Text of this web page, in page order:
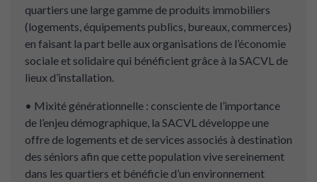
quartiers une large gamme de produits immobiliers
(logements, équipements publics, bureaux, commerces)
en faisant la part belle aux organisations de l’économie
sociale et solidaire qui bénéficient grâce à la SACVL de
lieux d’installation.
• Mixité générationnelle : consciente de l’importance
de l’enjeu démographique, la SACVL développe une
offre de logements et de services associés à destination
des séniors afin que cette population vive sereinement
dans les quartiers et bénéficie d’un environnement